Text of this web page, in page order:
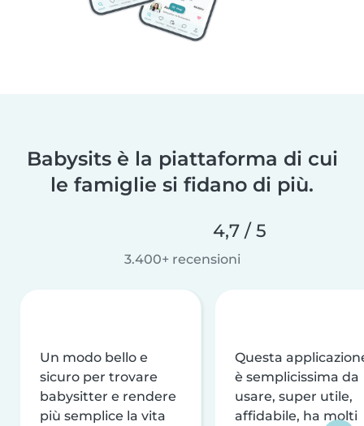
Babysits è la piattaforma di cui
le famiglie si fidano di più.
4,7 / 5
3.400+ recensioni
Un modo bello e
sicuro per trovare
babysitter e rendere
più semplice la vita
Questa
è semplicissima da
usare, super utile,
affidabile, ha molti